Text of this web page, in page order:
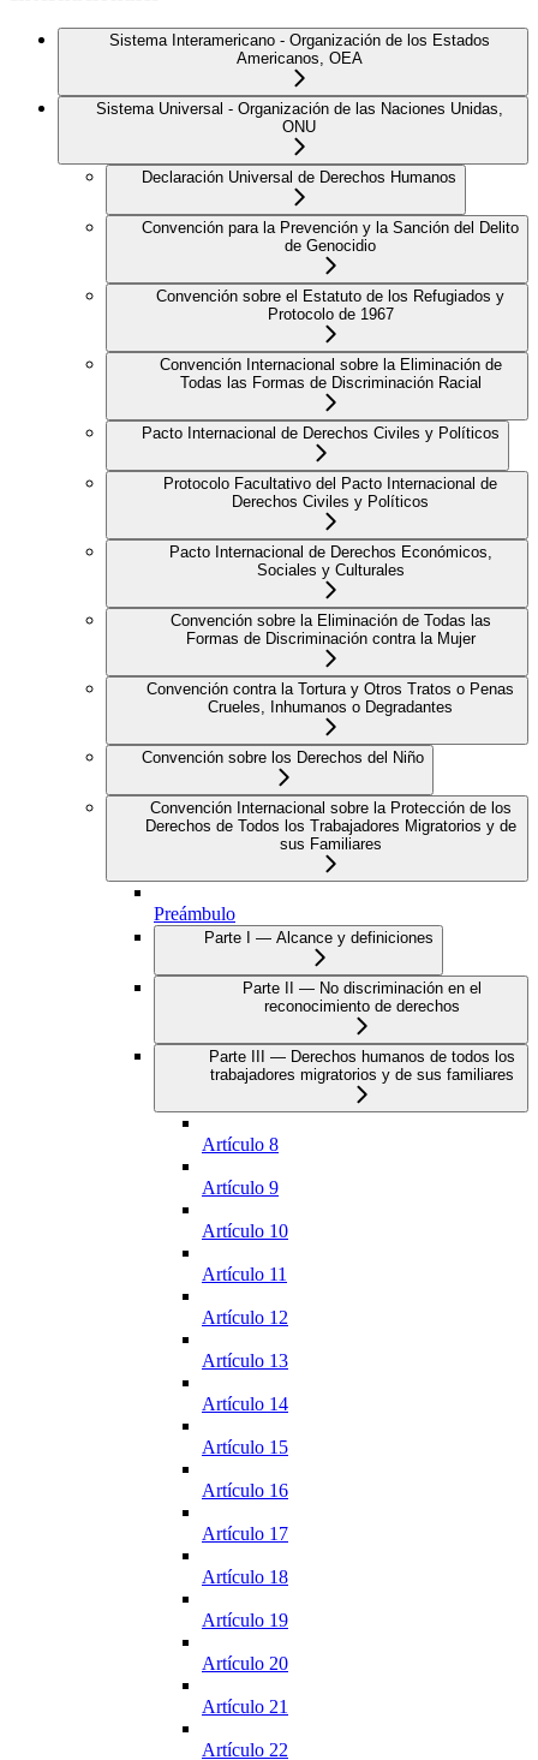
Sistema Interamericano - Organización de los Estados
Americanos, OEA
Sistema Universal - Organización de las Naciones Unidas,
ONU
Declaración Universal de Derechos Humanos
Convención para la Prevención y la Sanción del Delito
de Genocidio
Convención sobre el Estatuto de los Refugiados y
Protocolo de 1967
Convención Internacional sobre la Eliminación de
Todas las Formas de Discriminación Racial
Pacto Internacional de Derechos Civiles y Políticos
Protocolo Facultativo del Pacto Internacional de
Derechos Civiles y Políticos
Pacto Internacional de Derechos Económicos,
Sociales y Culturales
Convención sobre la Eliminación de Todas las
Formas de Discriminación contra la Mujer
Convención contra la Tortura y Otros Tratos o Penas
Crueles, Inhumanos o Degradantes
Convención sobre los Derechos del Niño
Convención Internacional sobre la Protección de los
Derechos de Todos los Trabajadores Migratorios y de
sus Familiares
Preámbulo
Parte I — Alcance y definiciones
Parte II — No discriminación en el
reconocimiento de derechos
Parte III — Derechos humanos de todos los
trabajadores migratorios y de sus familiares
Artículo 8
Artículo 9
Artículo 10
Artículo 11
Artículo 12
Artículo 13
Artículo 14
Artículo 15
Artículo 16
Artículo 17
Artículo 18
Artículo 19
Artículo 20
Artículo 21
Artículo 22